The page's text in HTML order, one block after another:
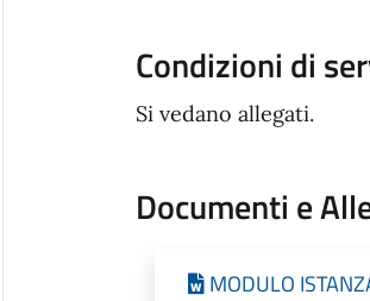
Condizioni di
Si vedano allegati.
Documenti e
MODULO